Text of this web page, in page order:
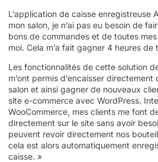
L’application de caisse enregistreuse
mon salon, je n’ai pas eu besoin de
bons de commandes et de toutes
moi. Cela m’a fait gagner 4 heures de
Les fonctionnalités de cette solution
m’ont permis d’encaisser
salon et ainsi gagner de nouveaux
site e-commerce avec WordPress.
WooCommerce, mes clients me font
directement sur le site sans avoir
peuvent revoir directement nos
cela est alors automatiquement
caisse. »